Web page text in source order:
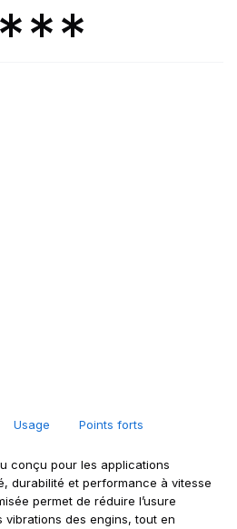
Usage Points forts
conçu pour les applications
durabilité et performance à vitesse
permet de réduire l’usure
des engins, tout en